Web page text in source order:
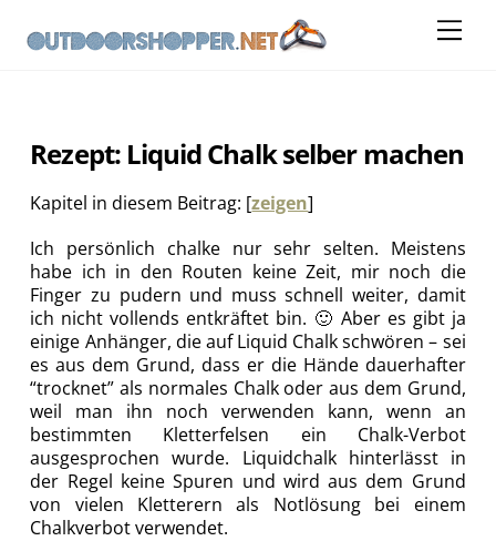
content
Rezept: Liquid Chalk selber machen
Kapitel in diesem Beitrag: [zeigen]
Ich persönlich chalke nur sehr selten. Meistens
habe ich in den Routen keine Zeit, mir noch die
Finger zu pudern und muss schnell weiter, damit
ich nicht vollends entkräftet bin. 🙂 Aber es gibt ja
einige Anhänger, die auf Liquid Chalk schwören – sei
es aus dem Grund, dass er die Hände dauerhafter
“trocknet” als normales Chalk oder aus dem Grund,
weil man ihn noch verwenden kann, wenn an
bestimmten Kletterfelsen ein Chalk-Verbot
ausgesprochen wurde. Liquidchalk hinterlässt in
der Regel keine Spuren und wird aus dem Grund
von vielen Kletterern als Notlösung bei einem
Chalkverbot verwendet.